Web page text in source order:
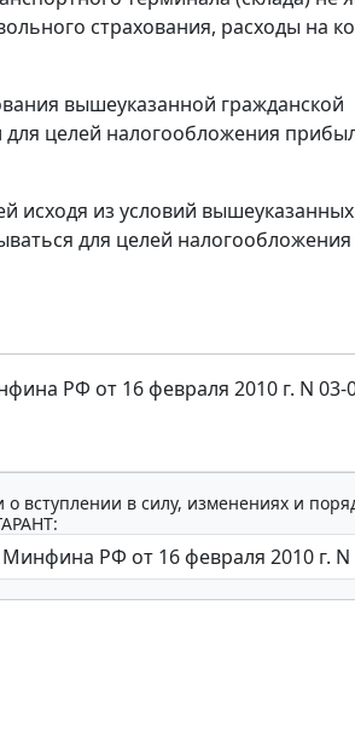
страхования, расходы на
вышеуказанной гражданской
для целей налогообложения
исходя из условий
для целей
РФ от 16 февраля 2010 г. N 03-
вступлении в силу, изменениях и